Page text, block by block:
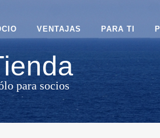
VENTAJAS PARA TI
para socios